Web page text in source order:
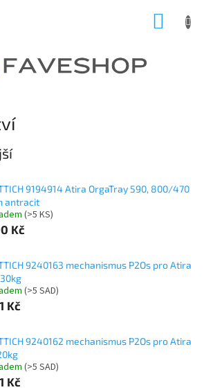
9194914 Atira OrgaTray 590, 800/470
antracit
(>5 KS)
Kč
9240163 mechanismus P2Os pro Atira
(>5 SAD)
Kč
9240162 mechanismus P2Os pro Atira
(>5 SAD)
Kč